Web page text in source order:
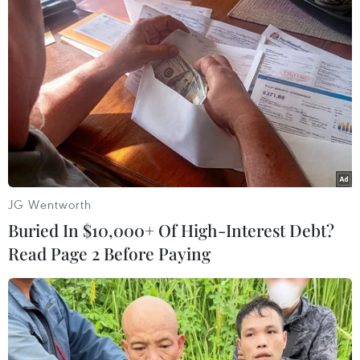
kết quả triển khai các nội dung nêu trên.
Cũng nhằm đối phó với tình trạng dịch cúm
virus corona, từ ngày 31/1, ABBank đã triển
khai khu vực có nước rửa tay diệt khuẩn và
cung cấp khẩu trang miễn phí để khách hàng
tới giao dịch./.
(Vietnam+)
JG Wentworth
Buried In $10,000+ Of High-Interest Debt?
Read Page 2 Before Paying